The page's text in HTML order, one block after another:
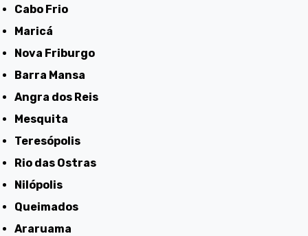
Cabo Frio
Maricá
Nova Friburgo
Barra Mansa
Angra dos Reis
Mesquita
Teresópolis
Rio das Ostras
Nilópolis
Queimados
Araruama